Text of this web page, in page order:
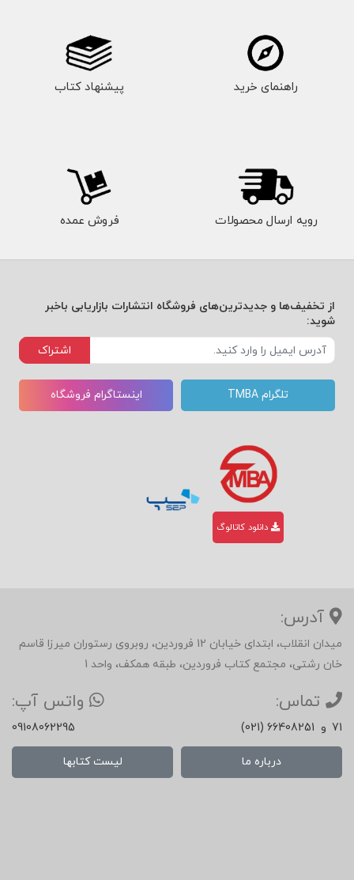
راهنمای خرید پیشنهاد کتاب
رویه ارسال محصولات فروش عمده
از تخفیف‌ها و جدیدترین‌های فروشگاه انتشارات بازاریابی باخبر
شوید:
اشتراک
تلگرام TMBA اینستاگرام فروشگاه
دانلود کاتالوگ
آدرس:
میدان انقلاب، ابتدای خیابان 12 فروردین، روبروی رستوران میرزا قاسم
خان رشتی، مجتمع کتاب فروردین، طبقه همکف، واحد 1
تماس:
(021) 66408251 و 71
واتس آپ:
09108062295
درباره ما لیست کتابها